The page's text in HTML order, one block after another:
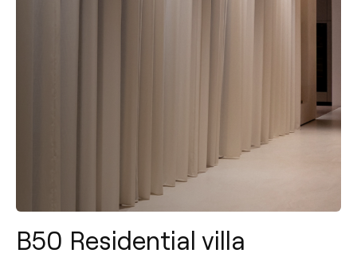
B50 Residential villa